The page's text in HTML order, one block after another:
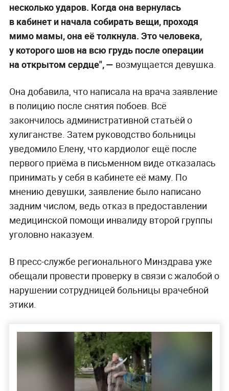
несколько ударов. Когда она вернулась
в кабинет и начала собирать вещи, проходя
мимо мамы, она её толкнула. Это человека,
у которого шов на всю грудь после операции
на открытом сердце",— возмущается девушка.
Она добавила, что написала на врача заявление
в полицию после снятия побоев. Всё
закончилось административной статьёй о
хулиганстве. Затем руководство больницы
уведомило Елену, что кардиолог ещё после
первого приёма в письменном виде отказалась
принимать у себя в кабинете её маму. По
мнению девушки, заявление было написано
задним числом, ведь отказ в предоставлении
медицинской помощи инвалиду второй группы
уголовно наказуем.
В пресс-службе регионального Минздрава уже
обещали провести проверку в связи с жалобой о
нарушении сотрудницей больницы врачебной
этики.